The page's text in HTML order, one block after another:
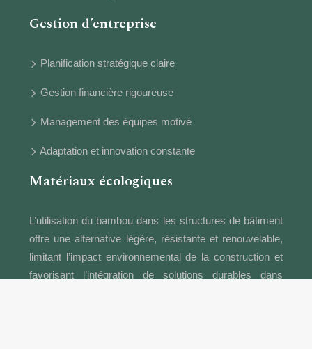
Gestion d’entreprise
Planification stratégique claire
Gestion financière rigoureuse
Management des équipes motivé
Adaptation et innovation constante
Matériaux écologiques
L’utilisation du bambou dans les structures de bâtiment
offre une alternative légère, résistante et renouvelable,
limitant l’impact environnemental de la construction et
favorisant l’intégration de solutions durables dans